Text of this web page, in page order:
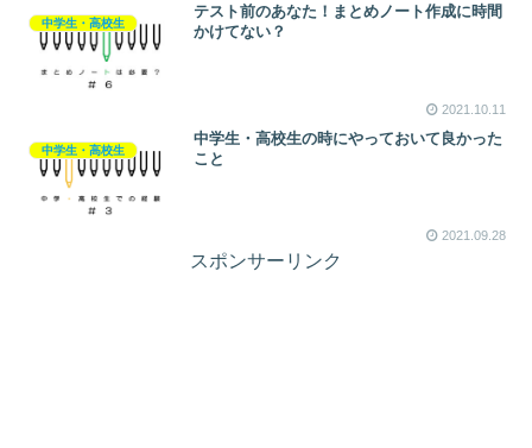
中学生・高校生
テスト前のあなた！まとめノート作成に時間
かけてない？
2021.10.11
中学生・高校生
中学生・高校生の時にやっておいて良かった
こと
2021.09.28
スポンサーリンク